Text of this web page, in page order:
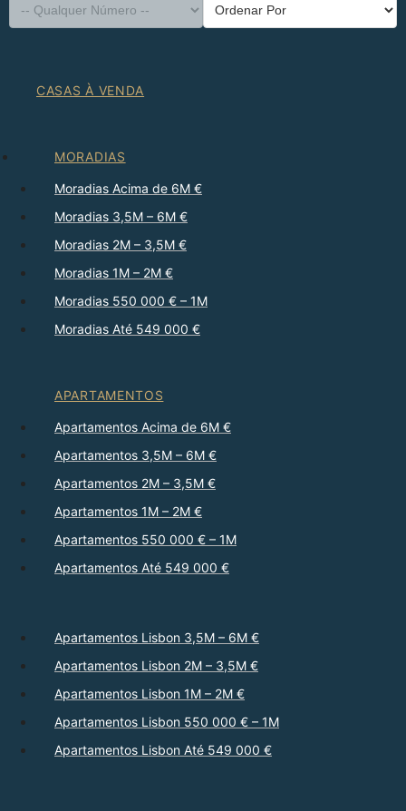
CASAS À VENDA
MORADIAS
Moradias Acima de 6M €
Moradias 3,5M – 6M €
Moradias 2M – 3,5M €
Moradias 1M – 2M €
Moradias 550 000 € – 1M
Moradias Até 549 000 €
APARTAMENTOS
Apartamentos Acima de 6M €
Apartamentos 3,5M – 6M €
Apartamentos 2M – 3,5M €
Apartamentos 1M – 2M €
Apartamentos 550 000 € – 1M
Apartamentos Até 549 000 €
Apartamentos Lisbon 3,5M – 6M €
Apartamentos Lisbon 2M – 3,5M €
Apartamentos Lisbon 1M – 2M €
Apartamentos Lisbon 550 000 € – 1M
Apartamentos Lisbon Até 549 000 €